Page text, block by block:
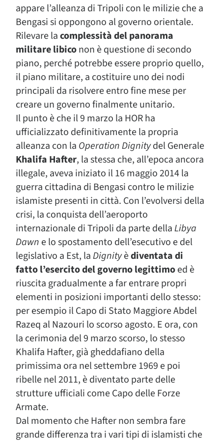
appare l’alleanza di Tripoli con le milizie che a
Bengasi si oppongono al governo orientale.
Rilevare lacomplessità del panorama
militare libiconon è questione di secondo
piano, perché potrebbe essere proprio quello,
il piano militare, a costituire uno dei nodi
principali da risolvere entro fine mese per
creare un governo finalmente unitario.
Il punto è che il 9 marzo la HOR ha
ufficializzato definitivamente la propria
alleanza con la Operation Dignitydel Generale
Khalifa Hafter, la stessa che, all’epoca ancora
illegale, aveva iniziato il 16 maggio 2014 la
guerra cittadina di Bengasi contro le milizie
islamiste presenti in città. Con l’evolversi della
crisi, la conquista dell’aeroporto
internazionale di Tripoli da parte dellaLibya
Dawn e lo spostamento dell’esecutivo e del
legislativo a Est, laDignityèdiventata di
fatto l’esercito del governo legittimoed è
riuscita gradualmente a far entrare propri
elementi in posizioni importanti dello stesso:
per esempio il Capo di Stato Maggiore Abdel
Razeq al Nazouri lo scorso agosto. E ora, con
la cerimonia del 9 marzo scorso, lo stesso
Khalifa Hafter, già gheddafiano della
primissima ora nel settembre 1969 e poi
ribelle nel 2011, è diventato parte delle
strutture ufficiali come Capo delle Forze
Armate.
Dal momento che Hafter non sembra fare
grande differenza tra i vari tipi di islamisti che